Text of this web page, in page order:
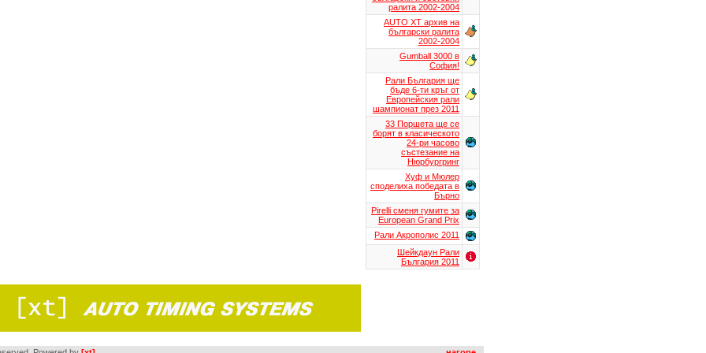
ралита 2002-2004
AUTO XT aрхив на
български ралита
2002-2004
Gumball 3000 в
София!
Рали България ще
бъде 6-ти кръг от
Европейския рали
шампионат през 2011
33 Поршета ще се
борят в класическото
24-ри часово
състезание на
Нюрбургринг
Хуф и Мюлер
споделиха победата в
Бърно
Pirelli сменя гумите за
European Grand Prix
Рали Акрополис 2011
Шейкдаун Рали
България 2011